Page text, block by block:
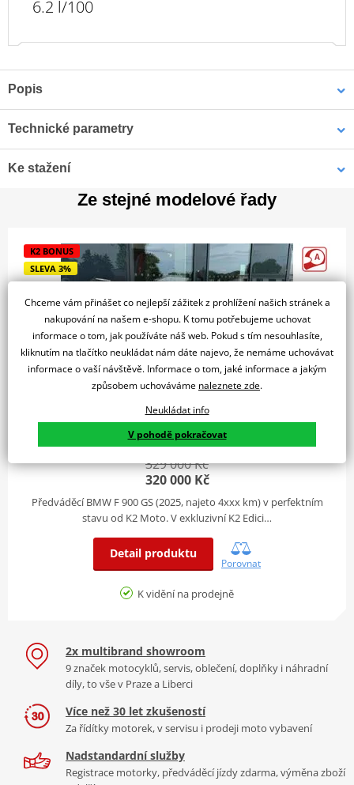
6.2 l/100
Popis
BMW S 1000 R
DYNAMICKÝ ROADSTER S DNA SUPERBIKU |
#NeverStopChallenging
agresivitu roadsteru s geny modelu RR – ultra agilní, ultra
precizní a připravený na každou výzvu.
2025 4xxx km
Původ
ČR
HISTORIE A DOPLŇKOVÁ VÝBAVA
Výbava:Paket Komfort, Paket Dynamic, vyhřívané rukojeti,
servisní knížka.
REBELIE NA DVOU KOLECH
Technické parametry
Motor
Typ
chlazení
olejem/vodou
objem
999 cm³
Zapalování
Digital
Způsob
startování
Elektrický
systém
Elektronické vstřikování
motoru
Olejem/vodou chlazený čtyřválcový
čtyřtaktní řadový motor se čtyřmi ventily na
Brzdy a Odpružení
Dvoukotoučová brzda, průměr 320 mm,
Jednokotoučová brzda, průměr 265 mm,
Přední
odpružení
Teleskopická vidlice Upside-Down, průměr
45 mm, zpětný útlum a komprese s
elektronickou regulací (Dynamic ESA)
Zadní
Dynamické odpružení „Electronic
Suspension Adjustment“, elektronicky
a komprese tlumiče s elektronickou regulací
Ke stažení
Cenová karta S1000R.pdf
Ze stejné modelové řady
K2 BONUS
SLEVA 3%
BMW F 900 GS – K2 EDICE s výbavou SHAD za 28
924 Kč zdarma (DEMO 2025)
329 000 Kč
320 000 Kč
Předváděcí BMW F 900 GS (2025, najeto 4xxx km) v perfektním
stavu od K2 Moto. V exkluzivní K2 Edici…
Detail produktu
Porovnat
K vidění na prodejně
2x multibrand showroom
9 značek motocyklů, servis, oblečení, doplňky i náhradní
díly, to vše v Praze a Liberci
Více než 30 let zkušeností
Za řídítky motorek, v servisu i prodeji moto vybavení
Nadstandardní služby
Registrace motorky, předváděcí jízdy zdarma, výměna zboží
Chceme vám přinášet co nejlepší zážitek z prohlížení našich stránek a
nakupování na našem e-shopu. K tomu potřebujeme uchovat
informace o tom, jak používáte náš web. Pokud s tím nesouhlasíte,
kliknutím na tlačítko neukládat nám dáte najevo, že nemáme uchovávat
informace o vaší návštěvě. Informace o tom, jaké informace a jakým
způsobem uchováváme naleznete zde.
Neukládat info
V pohodě pokračovat